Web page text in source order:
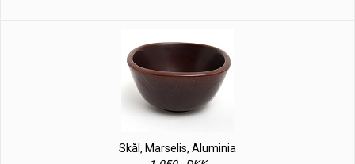
Skål, Marselis, Aluminia